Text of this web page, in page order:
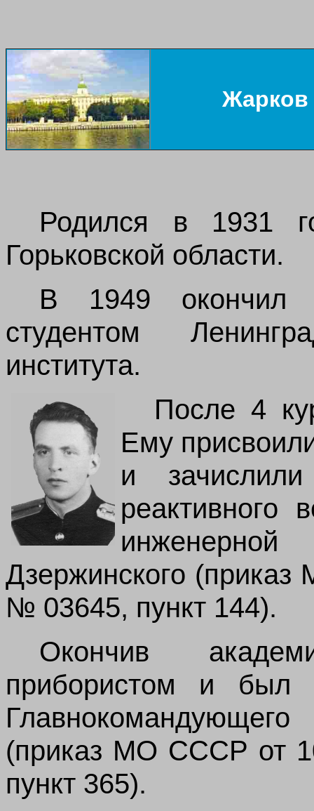
Жарков
Родился в 1931
Горьковской области.
В 1949 окончил
студентом
института.
После 4
Ему
и
реактивного
Дзержинского
№ 03645, пункт 144).
Окончив
прибористом и был
(приказ МО СССР от
пункт 365).